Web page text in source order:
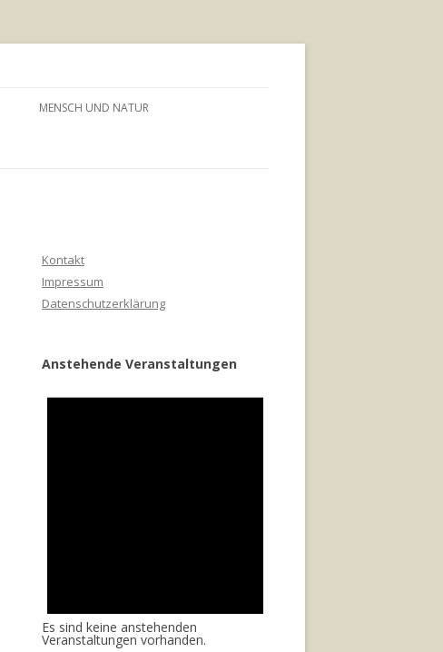
MENSCH UND NATUR
Kontakt
Impressum
Datenschutzerklärung
Anstehende Veranstaltungen
Es sind keine anstehenden
Veranstaltungen vorhanden.